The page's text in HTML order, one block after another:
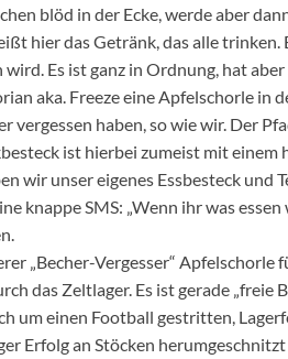
blöd in der Ecke, werde aber
hier das Getränk, das alle
Es ist ganz in Ordnung, hat
aka. Freeze eine Apfelschorle in
vergessen haben, so wie wir. Der
ist hierbei zumeist mit
wir unser eigenes Essbesteck
knappe SMS: „Wenn ihr was
„Becher-Vergesser“
das Zeltlager. Es ist gerade
um einen Football gestritten,
Erfolg an Stöcken